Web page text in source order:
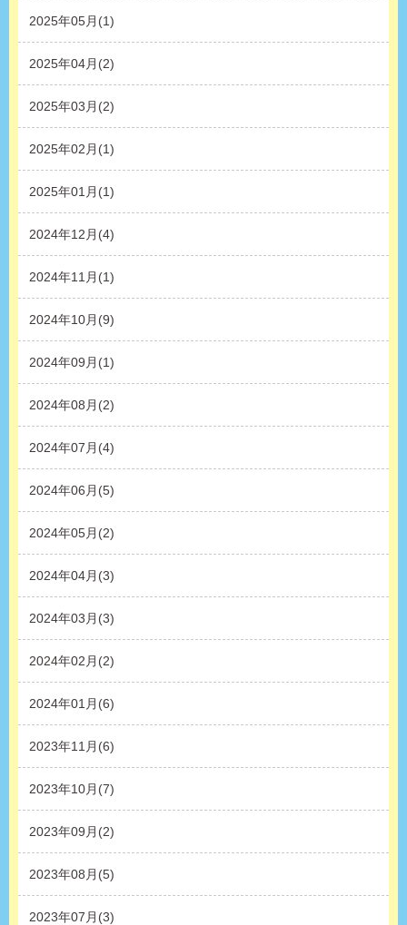
2025年05月(1)
2025年04月(2)
2025年03月(2)
2025年02月(1)
2025年01月(1)
2024年12月(4)
2024年11月(1)
2024年10月(9)
2024年09月(1)
2024年08月(2)
2024年07月(4)
2024年06月(5)
2024年05月(2)
2024年04月(3)
2024年03月(3)
2024年02月(2)
2024年01月(6)
2023年11月(6)
2023年10月(7)
2023年09月(2)
2023年08月(5)
2023年07月(3)